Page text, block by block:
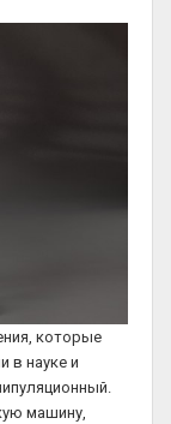
которые
в науке и
машину,